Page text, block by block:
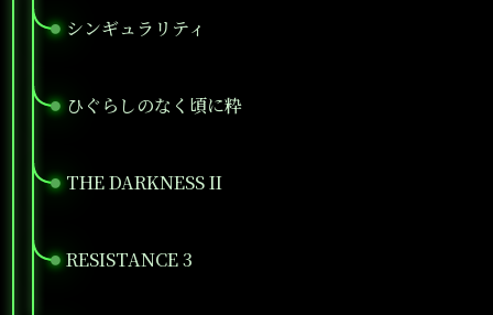
シンギュラリティ
●
ひぐらしのなく頃に粋
●
THE DARKNESS II
●
RESISTANCE 3
●